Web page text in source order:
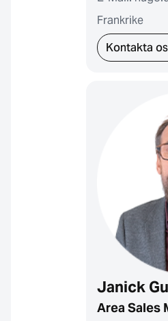
Frankrike
Kontakta
Janick
Area Sales